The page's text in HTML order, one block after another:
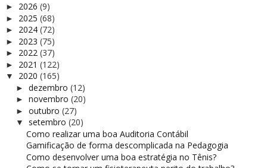
► 2026 (9)
► 2025 (68)
► 2024 (72)
► 2023 (75)
► 2022 (37)
► 2021 (122)
▼ 2020 (165)
► dezembro (12)
► novembro (20)
► outubro (27)
▼ setembro (20)
Como realizar uma boa Auditoria Contábil
Gamificação de forma descomplicada na Pedagogia
Como desenvolver uma boa estratégia no Tênis?